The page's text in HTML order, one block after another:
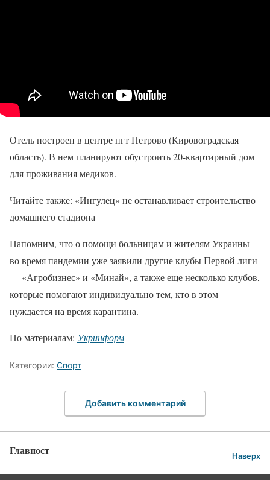
Отель построен в центре пгт Петрово (Кировоградская
область). В нем планируют обустроить 20-квартирный дом
для проживания медиков.
Читайте также: «Ингулец» не останавливает строительство
домашнего стадиона
Напомним, что о помощи больницам и жителям Украины
во время пандемии уже заявили другие клубы Первой лиги
— «Агробизнес» и «Минай», а также еще несколько клубов,
которые помогают индивидуально тем, кто в этом
нуждается на время карантина.
По материалам: Укринформ
Категории: Спорт
Добавить комментарий
Главпост Наверх